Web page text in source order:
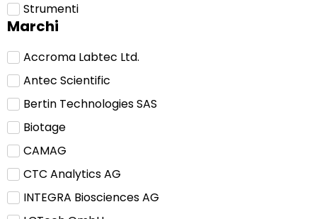
Strumenti
Marchi
Accroma Labtec Ltd.
Antec Scientific
Bertin Technologies SAS
Biotage
CAMAG
CTC Analytics AG
INTEGRA Biosciences AG